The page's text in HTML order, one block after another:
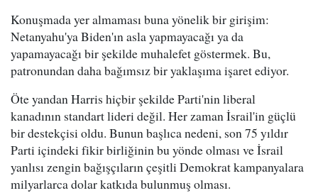
Konuşmada yer almaması buna yönelik bir girişim:
Netanyahu'ya Biden'ın asla yapmayacağı ya da
yapamayacağı bir şekilde muhalefet göstermek. Bu,
patronundan daha bağımsız bir yaklaşıma işaret ediyor.
Öte yandan Harris hiçbir şekilde Parti'nin liberal
kanadının standart lideri değil. Her zaman İsrail'in güçlü
bir destekçisi oldu. Bunun başlıca nedeni, son 75 yıldır
Parti içindeki fikir birliğinin bu yönde olması ve İsrail
yanlısı zengin bağışçıların çeşitli Demokrat kampanyalara
milyarlarca dolar katkıda bulunmuş olması.